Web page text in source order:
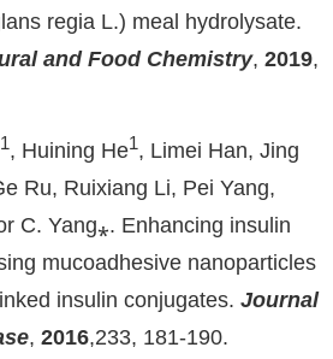
regia L.) meal hydrolysate.
and Food Chemistry, 2019,
1, Huining He1, Limei Han, Jing
Ru, Ruixiang Li, Pei Yang,
C. Yang⁎. Enhancing insulin
mucoadhesive nanoparticles
insulin conjugates. Journal
, 2016,233, 181-190.